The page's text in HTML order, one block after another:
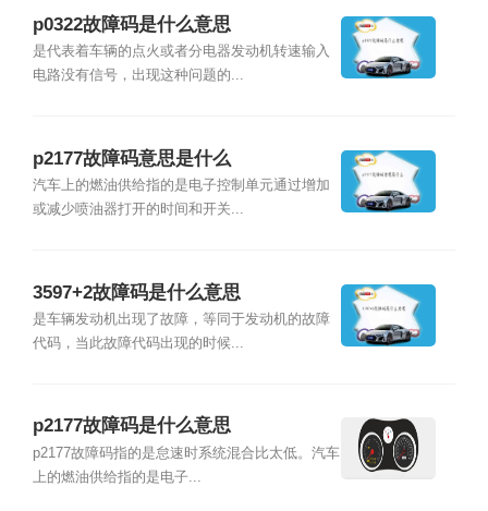
p0322故障码是什么意思
是代表着车辆的点火或者分电器发动机转速输入
电路没有信号，出现这种问题的...
p2177故障码意思是什么
汽车上的燃油供给指的是电子控制单元通过增加
或减少喷油器打开的时间和开关...
3597+2故障码是什么意思
是车辆发动机出现了故障，等同于发动机的故障
代码，当此故障代码出现的时候...
p2177故障码是什么意思
p2177故障码指的是怠速时系统混合比太低。汽车
上的燃油供给指的是电子...